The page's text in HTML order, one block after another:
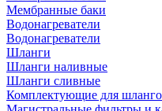
Мембранные баки
Водонагреватели
Водонагреватели
Шланги
Шланги наливные
Шланги сливные
Комплектующие для